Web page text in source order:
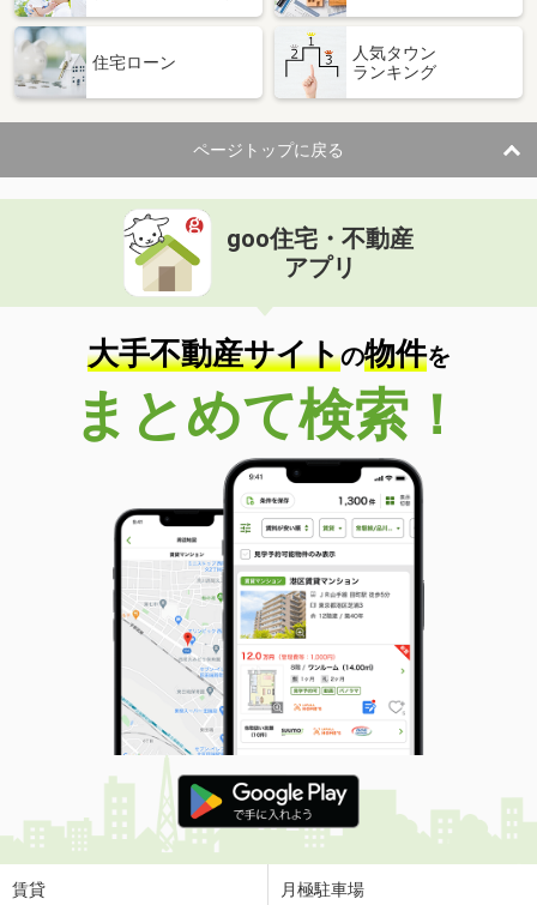
住宅ローン
人気タウン
ランキング
ページトップに戻る
goo住宅・不動産
アプリ
大手不動産サイトの物件を
まとめて検索！
賃貸 月極駐車場